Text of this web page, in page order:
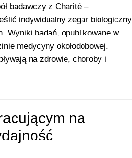
badawczy z Charité –
indywidualny zegar biologiczny
Wyniki badań, opublikowane w
medycyny okołodobowej.
na zdrowie, choroby i
na